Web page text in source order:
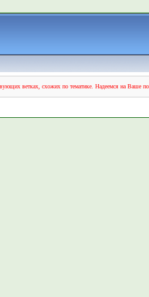
ветках, схожих по тематике. Надеемся на Ваше